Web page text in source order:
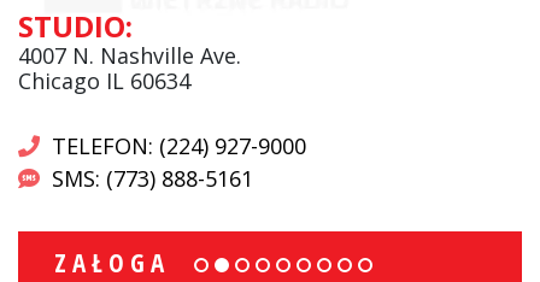
STUDIO:
4007 N. Nashville Ave.
Chicago IL 60634
TELEFON: (224) 927-9000
SMS: (773) 888-5161
ZAŁOGA